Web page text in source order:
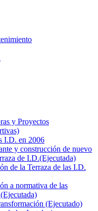
y Proyectos
I.D. en 2006
y construcción de nuevo
de I.D.(Ejecutada)
de la Terraza de las I.D.
a normativa de las
(Ejecutado)